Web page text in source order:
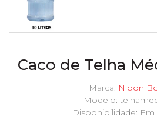
Caco de Telha
Marca: Nipon
Modelo:
Disponibilidade: Em